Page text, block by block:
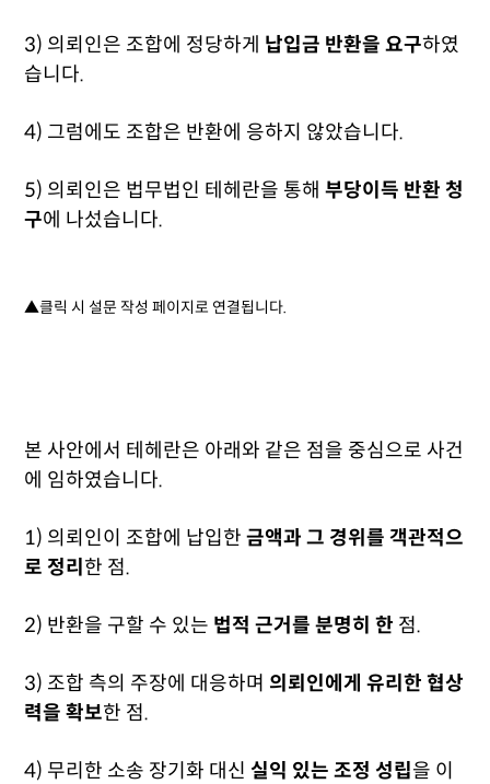
3) 의뢰인은 조합에 정당하게 납입금 반환을 요구하였
습니다.
4) 그럼에도 조합은 반환에 응하지 않았습니다.
5) 의뢰인은 법무법인 테헤란을 통해부당이득 반환 청
구에 나섰습니다.
▲클릭 시 설문 작성 페이지로 연결됩니다.
본 사안에서 테헤란은 아래와 같은 점을 중심으로 사건
에 임하였습니다.
1) 의뢰인이 조합에 납입한금액과 그 경위를 객관적으
로 정리 한 점.
2) 반환을 구할 수 있는 법적 근거를 분명히 한 점.
3) 조합 측의 주장에 대응하며 의뢰인에게 유리한 협상
력을 확보한 점.
4) 무리한 소송 장기화 대신실익 있는 조정 성립을 이